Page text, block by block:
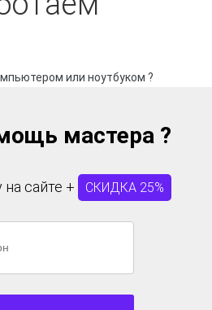
мастера ?
на сайте + СКИДКА 25%